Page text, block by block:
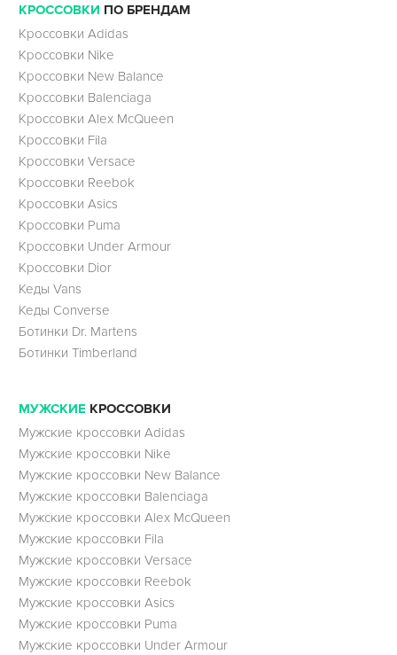
КРОССОВКИ ПО БРЕНДАМ
Кроссовки Adidas
Кроссовки Nike
Кроссовки New Balance
Кроссовки Balenciaga
Кроссовки Alex McQueen
Кроссовки Fila
Кроссовки Versace
Кроссовки Reebok
Кроссовки Asics
Кроссовки Puma
Кроссовки Under Armour
Кроссовки Dior
Кеды Vans
Кеды Converse
Ботинки Dr. Martens
Ботинки Timberland
МУЖСКИЕ КРОССОВКИ
Мужские кроссовки Adidas
Мужские кроссовки Nike
Мужские кроссовки New Balance
Мужские кроссовки Balenciaga
Мужские кроссовки Alex McQueen
Мужские кроссовки Fila
Мужские кроссовки Versace
Мужские кроссовки Reebok
Мужские кроссовки Asics
Мужские кроссовки Puma
Мужские кроссовки Under Armour